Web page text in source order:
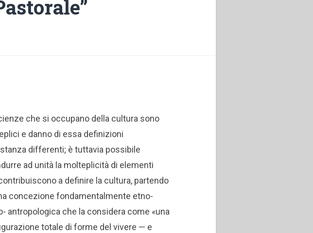
che si occupano della cultura sono
e danno di essa definizioni
differenti; è tuttavia possibile
ad unità la molteplicità di elementi
a definire la cultura, partendo
concezione fondamentalmente etno-
antropologica che la considera come «una
totale di forme del vivere — e